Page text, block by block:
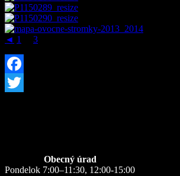
◄ 1 3
Facebook
Obecný úrad
Pondelok 7:00–11:30, 12:00-15:00